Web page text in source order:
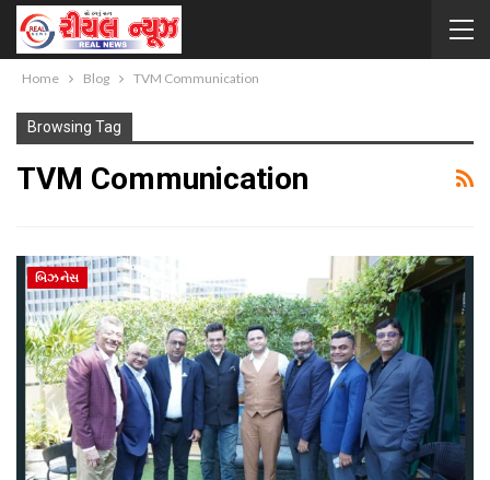
Home Blog TVM Communication
Browsing Tag
TVM Communication
બિઝનેસ